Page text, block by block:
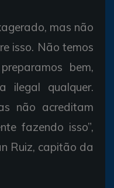
mas não
isso. Não temos
bem,
ilegal qualquer.
não acreditam
fazendo isso”,
Ruiz, capitão da